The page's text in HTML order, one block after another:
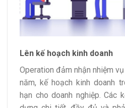
Lên kế hoạch kinh doanh
Operation đảm nhận nhiệm
năm, kế hoạch kinh doanh
hạn cho doanh nghiệp. Các